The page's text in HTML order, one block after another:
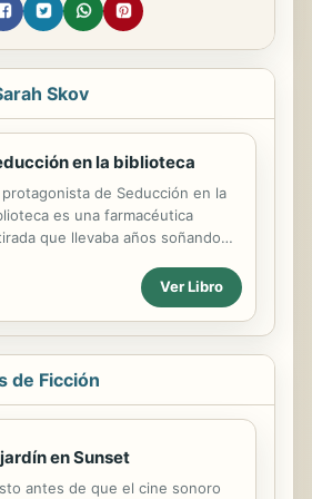
Skov
en la biblioteca
protagonista de Seducción en la
es una farmacéutica
que llevaba años soñando
y tendría más tiempo libre
dedicarse a las actividades y a
proyectos que siempre ha tenido
en su vida donde por fin
tiempo libre para
en ellos. Uno de sus
de su ahora relajada vida es
más y dedicar más tiempo a los
Ver Libro
de Ficción
jardín en Sunset
antes de que el cine sonoro